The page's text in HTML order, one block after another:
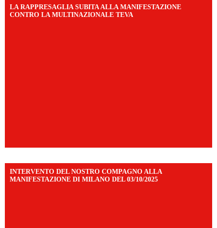
LA RAPPRESAGLIA SUBITA ALLA MANIFESTAZIONE
CONTRO LA MULTINAZIONALE TEVA
INTERVENTO DEL NOSTRO COMPAGNO ALLA
MANIFESTAZIONE DI MILANO DEL 03/10/2025